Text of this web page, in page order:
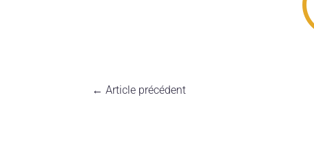
←Article précédent